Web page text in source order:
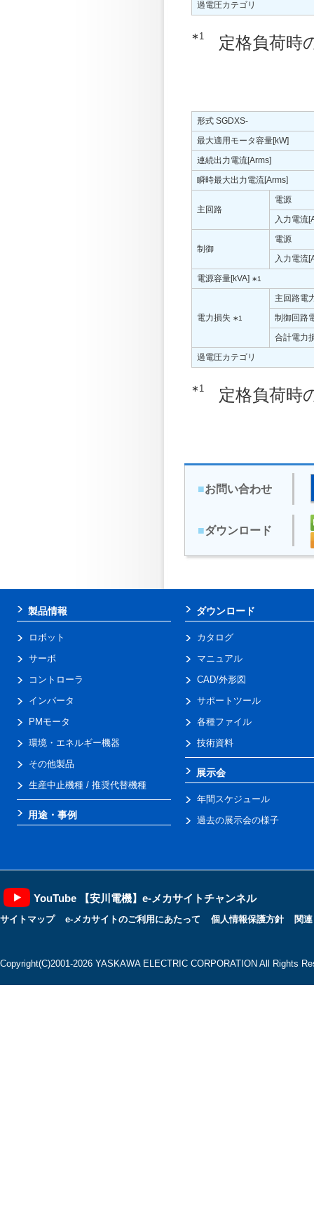
過電圧カテゴリ
∗1 定格負荷時
形式 SGDXS-
最大適用モータ容量[kW]
連続出力電流[Arms]
瞬時最大出力電流[Arms]
主回路
電源
入力電流
制御
電源
入力電流
電源容量[kVA] ∗1
電力損失 ∗1
主回路電
制御回路
合計電力
過電圧カテゴリ
∗1 定格負荷時
■お問い合わせ
■ダウンロード
製品情報
ロボット
サーボ
コントローラ
インバータ
PMモータ
環境・エネルギー機器
その他製品
生産中止機種 / 推奨代替機種
用途・事例
ダウンロード
カタログ
マニュアル
CAD/外形図
サポートツール
各種ファイル
技術資料
展示会
年間スケジュール
過去の展示会の様子
YouTube 【安川電機】e-メカサイトチャンネル
サイトマップ e-メカサイトのご利用にあたって 個人情報保護方針 関
Copyright(C)2001‐2026 YASKAWA ELECTRIC CORPORATION All Rights